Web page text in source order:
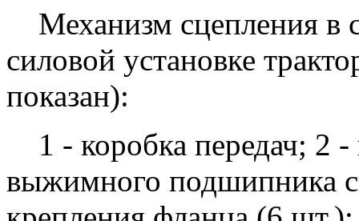
Механизм сцепления в
силовой установке
показан):
1 - коробка передач; 2
выжимного подшипника